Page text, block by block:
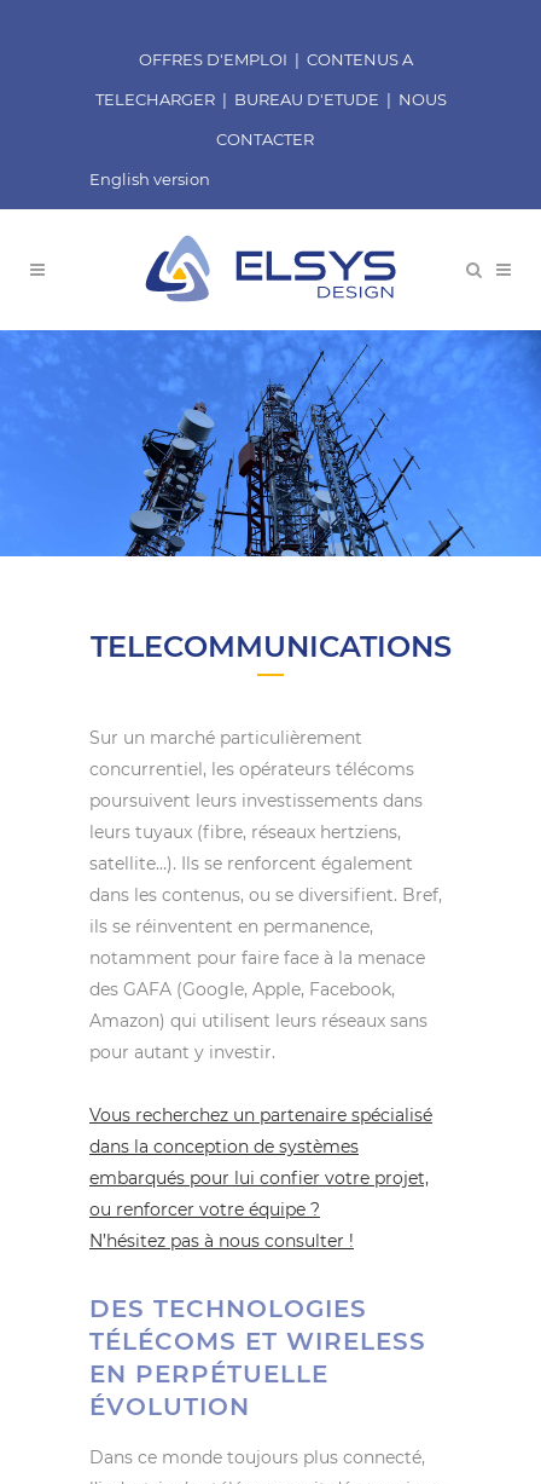
OFFRES D'EMPLOI | CONTENUS A
TELECHARGER| BUREAU D'ETUDE | NOUS
CONTACTER
English version
TELECOMMUNICATIONS
Sur un marché particulièrement
concurrentiel, les opérateurs télécoms
poursuivent leurs investissements dans
leurs tuyaux (fibre, réseaux hertziens,
satellite…). Ils se renforcent également
dans les contenus, ou se diversifient. Bref,
ils se réinventent en permanence,
notamment pour faire face à la menace
des GAFA (Google, Apple, Facebook,
Amazon) qui utilisent leurs réseaux sans
pour autant y investir.
Vous recherchez un partenaire spécialisé
dans la conception de systèmes
embarqués pour lui confier votre projet,
ou renforcer votre équipe ?
N’hésitez pas à nous consulter !
DES TECHNOLOGIES
TÉLÉCOMS ET WIRELESS
EN PERPÉTUELLE
ÉVOLUTION
Dans ce monde toujours plus connecté,